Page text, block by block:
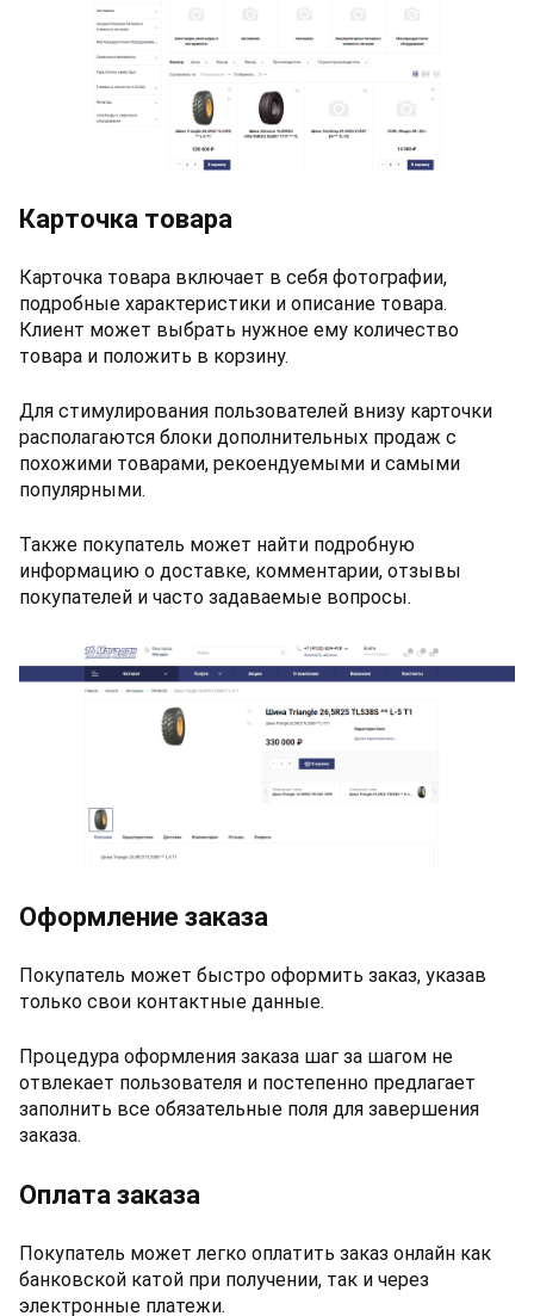
Карточка товара
Карточка товара включает в себя фотографии,
подробные характеристики и описание товара.
Клиент может выбрать нужное ему количество
товара и положить в корзину.
Для стимулирования пользователей внизу карточки
располагаются блоки дополнительных продаж с
похожими товарами, рекоендуемыми и самыми
популярными.
Также покупатель может найти подробную
информацию о доставке, комментарии, отзывы
покупателей и часто задаваемые вопросы.
Оформление заказа
Покупатель может быстро оформить заказ, указав
только свои контактные данные.
Процедура оформления заказа шаг за шагом не
отвлекает пользователя и постепенно предлагает
заполнить все обязательные поля для завершения
заказа.
Оплата заказа
Покупатель может легко оплатить заказ онлайн как
банковской катой при получении, так и через
электронные платежи.